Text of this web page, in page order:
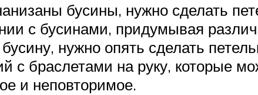
бусины, нужно сделать
с бусинами, придумывая
нужно опять сделать
с браслетами на руку, которые
и неповторимое.